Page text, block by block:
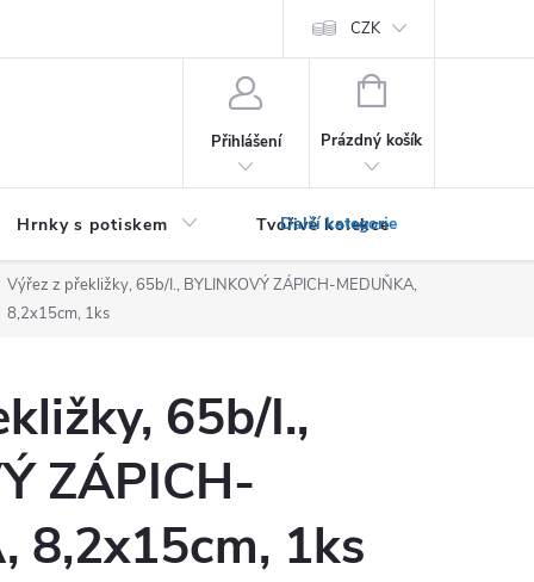
PODNIKATELE (B2B) Podmínky ochrany osobních údajů
CZK
Přihlášení
NÁKUPNÍ
Prázdný košík
Hrnky s potiskem Tvořivé kolekce
Výřez z překližky, 65b/I., BYLINKOVÝ ZÁPICH-MEDUŇKA,
8,2x15cm, 1ks
65b/I.,
ZÁPICH-
8,2x15cm, 1ks